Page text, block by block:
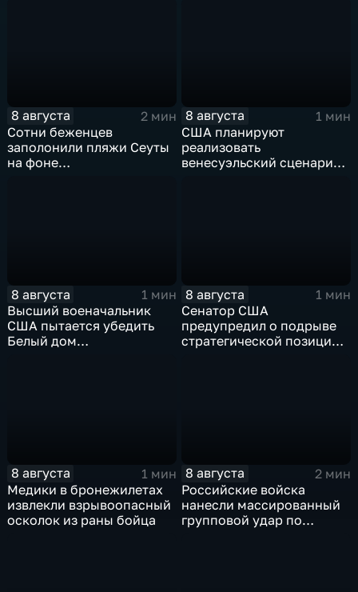
8 августа
2 мин
Сотни беженцев
заполонили пляжи Сеуты
на фоне
8 августа
1 мин
США планируют
реализовать
венесуэльский сценарий
8 августа
1 мин
Высший военачальник
США пытается убедить
Белый дом
8 августа
1 мин
Сенатор США
предупредил о подрыве
стратегической позиции
8 августа
1 мин
Медики в бронежилетах
извлекли взрывоопасный
осколок из раны бойца
8 августа
2 мин
Российские войска
нанесли массированный
групповой удар по